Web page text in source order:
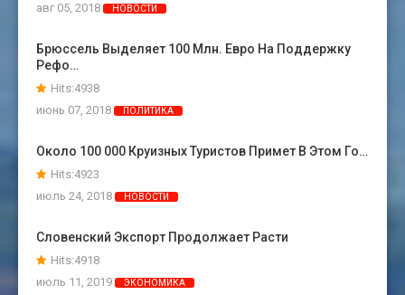
авг 05, 2018
НОВОСТИ
Брюссель Выделяет 100 Млн. Евро На Поддержку
Рефо…
Hits:4938
июнь 07, 2018
ПОЛИТИКА
Около 100 000 Круизных Туристов Примет В Этом Го…
Hits:4923
июль 24, 2018
НОВОСТИ
Словенский Экспорт Продолжает Расти
Hits:4918
июль 11, 2019
ЭКОНОМИКА